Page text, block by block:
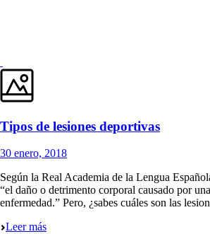
Tipos de lesiones deportivas
30 enero, 2018
Según la Real Academia de la Lengua
“el daño o detrimento corporal causado por
enfermedad.” Pero, ¿sabes cuáles son las
Leer más